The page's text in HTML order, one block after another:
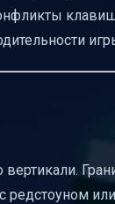
редстоуном